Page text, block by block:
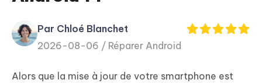
PDNob
PDF
New
Par Chloé Blanchet
2026-08-06 / Réparer Android
Alors que la mise à jour de votre smartphone est